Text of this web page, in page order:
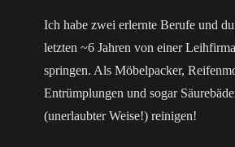
Ich habe zwei erlernte Berufe und
letzten ~6 Jahren von einer
springen. Als Möbelpacker,
Entrümplungen und sogar
(unerlaubter Weise!) reinigen!